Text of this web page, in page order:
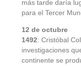
más tarde daría
para el Tercer
12 de octubre
1492: Cristóbal
investigaciones
continente se